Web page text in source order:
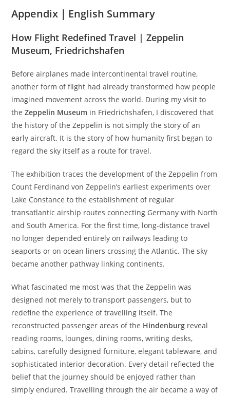
Appendix｜English Summary
How Flight Redefined Travel | Zeppelin
Museum, Friedrichshafen
Before airplanes made intercontinental travel routine,
another form of flight had already transformed how people
imagined movement across the world. During my visit to
theZeppelin Museum in Friedrichshafen, I discovered that
the history of the Zeppelin is not simply the story of an
early aircraft. It is the story of how humanity first began to
regard the sky itself as a route for travel.
The exhibition traces the development of the Zeppelin from
Count Ferdinand von Zeppelin’s earliest experiments over
Lake Constance to the establishment of regular
transatlantic airship routes connecting Germany with North
and South America. For the first time, long-distance travel
no longer depended entirely on railways leading to
seaports or on ocean liners crossing the Atlantic. The sky
became another pathway linking continents.
What fascinated me most was that the Zeppelin was
designed not merely to transport passengers, but to
redefine the experience of travelling itself. The
reconstructed passenger areas of the Hindenburg reveal
reading rooms, lounges, dining rooms, writing desks,
cabins, carefully designed furniture, elegant tableware, and
sophisticated interior decoration. Every detail reflected the
belief that the journey should be enjoyed rather than
simply endured. Travelling through the air became a way of